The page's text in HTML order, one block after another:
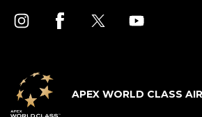
APEX WORLD CLASS